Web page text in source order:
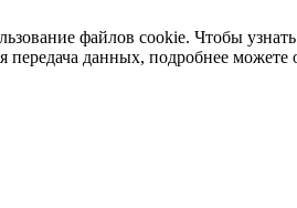
файлов cookie. Чтобы
передача данных, подробнее можете